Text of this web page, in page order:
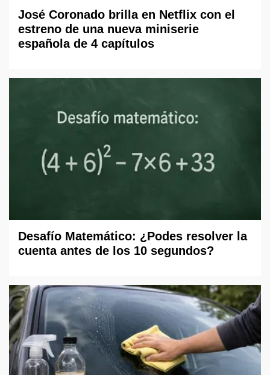
José Coronado brilla en Netflix con el
estreno de una nueva miniserie
española de 4 capítulos
Desafío Matemático: ¿Podes resolver la
cuenta antes de los 10 segundos?